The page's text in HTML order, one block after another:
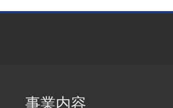
事業内容